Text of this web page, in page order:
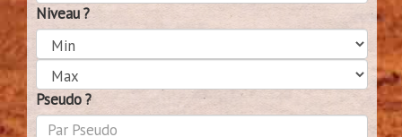
Niveau ?
Pseudo ?